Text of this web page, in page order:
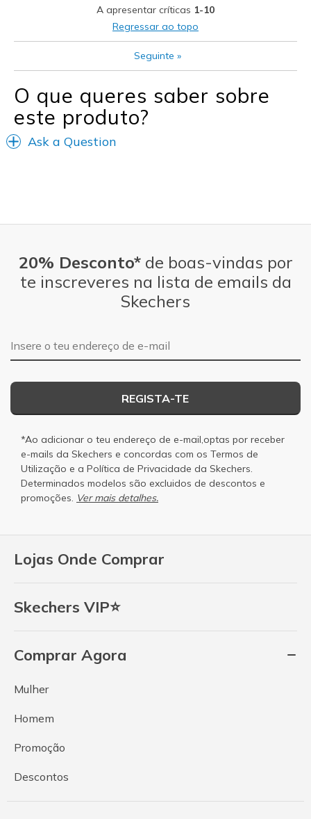
A apresentar críticas 1-10
Regressar ao topo
Seguinte »
O que queres saber sobre
este produto?
Ask a Question
Lojas Onde Comprar
Skechers VIP⭐
Comprar Agora
Mulher
Homem
Promoção
Descontos
20% Desconto*de boas-vindas por
te inscreveres na lista de emails da
Skechers
Endereço de e-mail
REGISTA-TE
*Ao adicionar o teu endereço de e-mail,optas por receber
e-mails da Skechers e concordas com os Termos de
Utilização e a Política de Privacidade da Skechers.
Determinados modelos são excluidos de descontos e
promoções. Ver mais detalhes.